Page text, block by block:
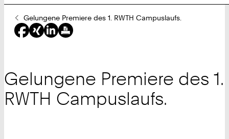
Sie
sind
hier:
Gelungene Premiere des 1. RWTH Campuslaufs.
Gelungene Premiere des 1.
RWTH Campuslaufs.